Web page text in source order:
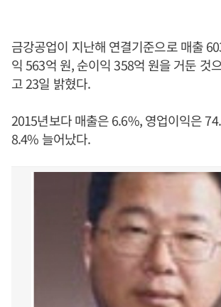
금강공업이 지난해 연결기준으로 매출
익 563억 원, 순이익 358억 원을 거둔 것
고 23일 밝혔다.
2015년보다 매출은 6.6%, 영업이익은
8.4% 늘어났다.